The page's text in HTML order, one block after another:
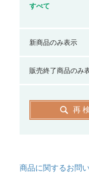
すべて
新商品のみ表示
販売終了商品のみ
再
商品に関するお問